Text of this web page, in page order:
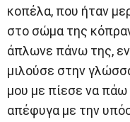
κοπέλα, που ήταν
στο σώμα της
άπλωνε πάνω της,
μιλούσε στην
μου με πίεσε να πάω
απέφυγα με την